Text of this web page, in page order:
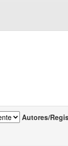
Autores/